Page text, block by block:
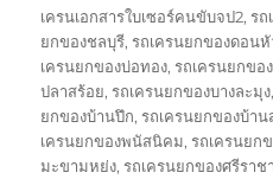
เครนเอกสารใบเซอร์คนขับจป2,รถ
ยกของชลบุรี,รถเครนยกของดอน
เครนยกของบ่อทอง,รถเครนยกขอ
ปลาสร้อย,รถเครนยกของบางละมุง
ยกของบ้านปึก,รถเครนยกของบ้าน
เครนยกของพนัสนิคม,รถเครนยก
มะขามหย่ง,รถเครนยกของศรีราชา